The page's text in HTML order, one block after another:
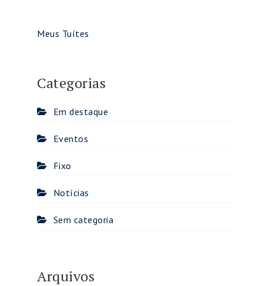
Meus Tuítes
Categorias
Em destaque
Eventos
Fixo
Notícias
Sem categoria
Arquivos